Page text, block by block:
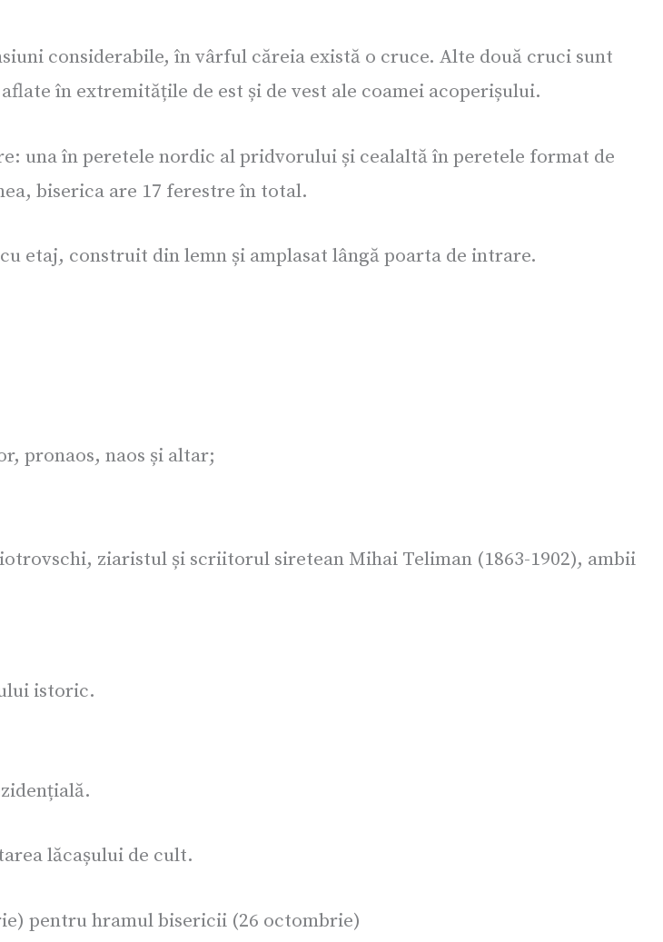
considerabile, în vârful căreia există o cruce. Alte două cruci sunt
în extremitățile de est și de vest ale coamei acoperișului.
una în peretele nordic al pridvorului și cealaltă în peretele format de
biserica are 17 ferestre în total.
etaj, construit din lemn și amplasat lângă poarta de intrare.
pronaos, naos și altar;
ziaristul și scriitorul siretean Mihai Teliman (1863-1902), ambii
istoric.
lăcașului de cult.
pentru hramul bisericii (26 octombrie)